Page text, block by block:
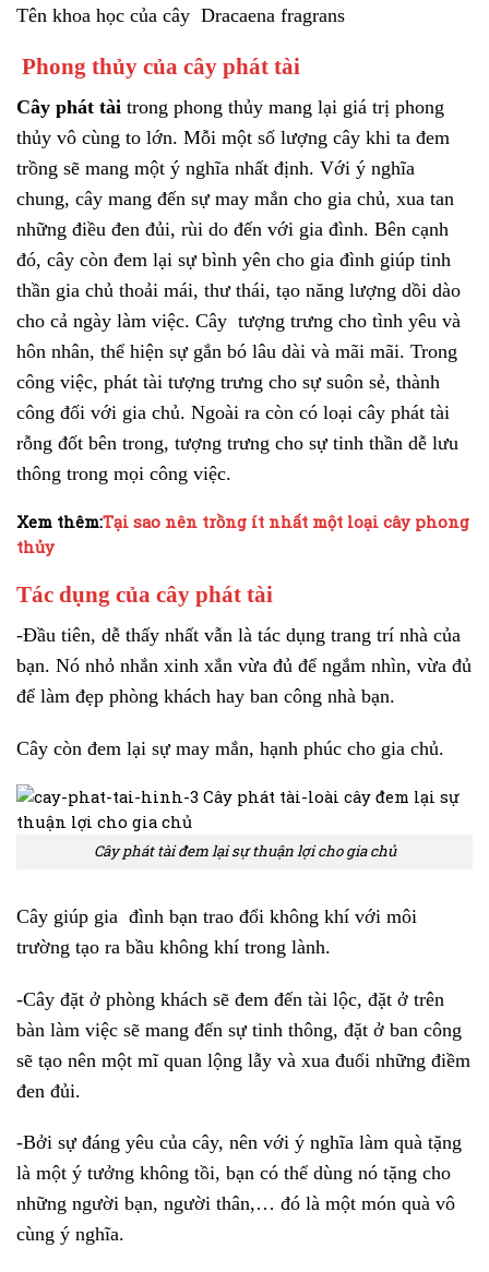
Tên khoa học của cây Dracaena fragrans
Phong thủy của cây phát tài
Cây phát tài trong phong thủy mang lại giá trị phong
thủy vô cùng to lớn. Mỗi một số lượng cây khi ta đem
trồng sẽ mang một ý nghĩa nhất định. Với ý nghĩa
chung, cây mang đến sự may mắn cho gia chủ, xua tan
những điều đen đủi, rùi do đến với gia đình. Bên cạnh
đó, cây còn đem lại sự bình yên cho gia đình giúp tinh
thần gia chủ thoải mái, thư thái, tạo năng lượng dồi dào
cho cả ngày làm việc. Cây tượng trưng cho tình yêu và
hôn nhân, thể hiện sự gắn bó lâu dài và mãi mãi. Trong
công việc, phát tài tượng trưng cho sự suôn sẻ, thành
công đối với gia chủ. Ngoài ra còn có loại cây phát tài
rỗng đốt bên trong, tượng trưng cho sự tinh thần dễ lưu
thông trong mọi công việc.
Xem thêm:Tại sao nên trồng ít nhất một loại cây phong
thủy
Tác dụng của cây phát tài
-Đầu tiên, dễ thấy nhất vẫn là tác dụng trang trí nhà của
bạn. Nó nhỏ nhắn xinh xắn vừa đủ để ngắm nhìn, vừa đủ
để làm đẹp phòng khách hay ban công nhà bạn.
Cây còn đem lại sự may mắn, hạnh phúc cho gia chủ.
Cây phát tài đem lại sự thuận lợi cho gia chủ
Cây giúp gia đình bạn trao đổi không khí với môi
trường tạo ra bầu không khí trong lành.
-Cây đặt ở phòng khách sẽ đem đến tài lộc, đặt ở trên
bàn làm việc sẽ mang đến sự tinh thông, đặt ở ban công
sẽ tạo nên một mĩ quan lộng lẫy và xua đuổi những điềm
đen đủi.
-Bởi sự đáng yêu của cây, nên với ý nghĩa làm quà tặng
là một ý tưởng không tồi, bạn có thể dùng nó tặng cho
những người bạn, người thân,… đó là một món quà vô
cùng ý nghĩa.